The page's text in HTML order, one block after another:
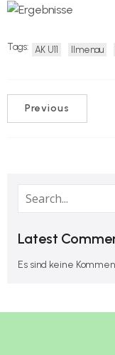
Tags: AK U11 Ilmenau
Previous
Latest
Es sind keine